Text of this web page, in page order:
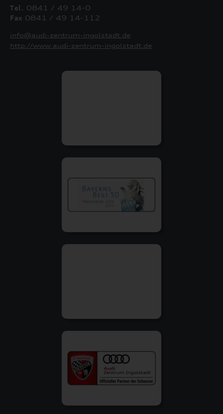
Tel. 0841 / 49 14-0
Fax 0841 / 49 14-112
info@audi-zentrum-ingolstadt.de
http://www.audi-zentrum-ingolstadt.de